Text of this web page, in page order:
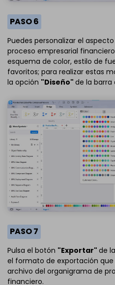
PASO 6
Puedes personalizar el
proceso empresarial
esquema de color, estilo de
favoritos; para realizar estas
la opción "Diseño" de la barra
PASO 7
Pulsa el botón "Exportar" de
el formato de exportación
archivo del organigrama de
financiero.